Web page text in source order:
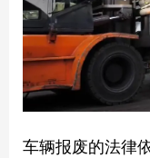
车辆报废的法律